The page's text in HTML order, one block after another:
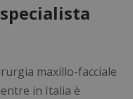
maxillo-facciale
in Italia è